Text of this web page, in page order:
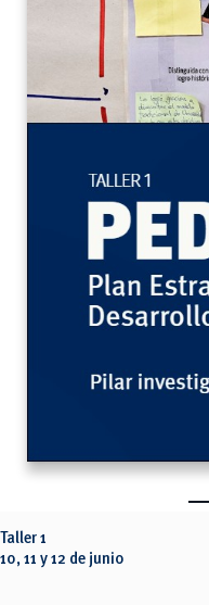
Taller 1
10, 11 y 12 de junio